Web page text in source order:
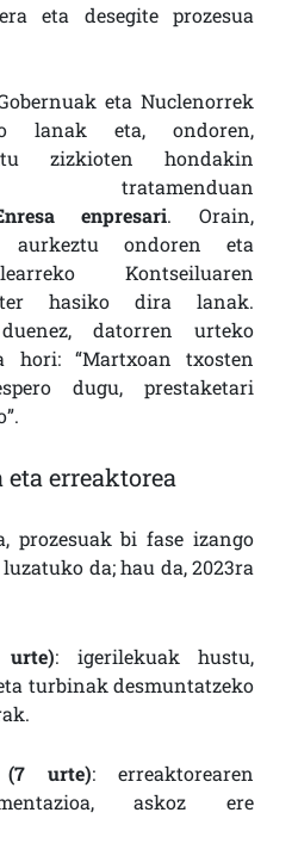
eta desegite prozesua
eta Nuclenorrek
lanak eta, ondoren,
zizkioten hondakin
tratamenduan
enpresari. Orain,
aurkeztu ondoren eta
Kontseiluaren
hasiko dira lanak.
datorren urteko
hori: “Martxoan txosten
dugu, prestaketari
erreaktorea
prozesuak bi fase izango
da; hau da, 2023ra
: igerilekuak hustu,
turbinak desmuntatzeko
(7 urte): erreaktorearen
askoz ere